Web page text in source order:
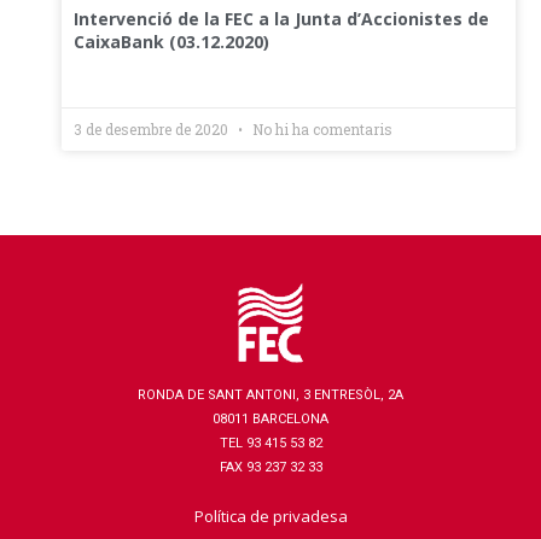
Intervenció de la FEC a la Junta d’Accionistes de
CaixaBank (03.12.2020)
3 de desembre de 2020 No hi ha comentaris
RONDA DE SANT ANTONI, 3 ENTRESÒL, 2A
08011 BARCELONA
TEL 93 415 53 82
FAX 93 237 32 33
Política de privadesa